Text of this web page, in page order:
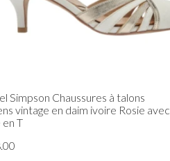
Simpson Chaussures à talons
vintage en daim ivoire Rosie avec
T